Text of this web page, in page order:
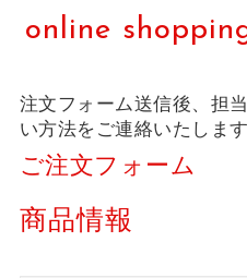
online
注文フォーム送信後、担
い方法をご連絡いたします
ご注文フォーム
商品情報